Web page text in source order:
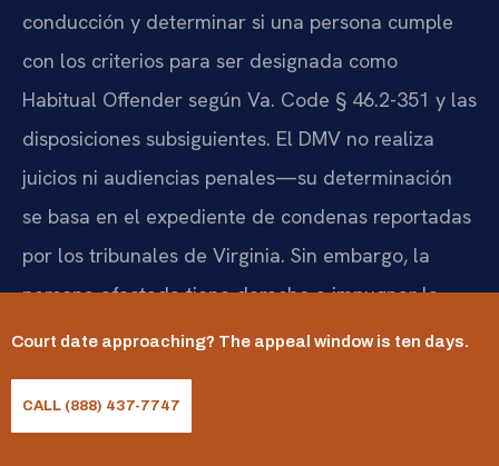
conducción y determinar si una persona cumple
con los criterios para ser designada como
Habitual Offender según Va. Code § 46.2-351 y las
disposiciones subsiguientes. El DMV no realiza
juicios ni audiencias penales—su determinación
se basa en el expediente de condenas reportadas
por los tribunales de Virginia. Sin embargo, la
persona afectada tiene derecho a impugnar la
designación y a solicitar una revisión
de un abogado—antes de que la designación se
Court date approaching? The appeal window is ten days.
CALL (888) 437-7747